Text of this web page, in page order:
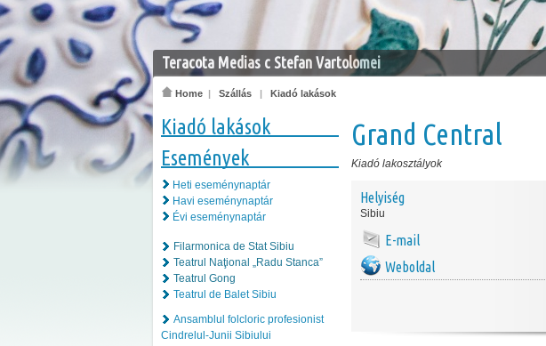
Teracota Medias c Stefan Vartolomei
Home | Szállás | Kiadó lakások
Kiadó lakások
Események
Heti eseménynaptár
Havi eseménynaptár
Évi eseménynaptár
Filarmonica de Stat Sibiu
Teatrul Naţional „Radu Stanca”
Teatrul Gong
Teatrul de Balet Sibiu
Ansamblul folcloric profesionist
Cindrelul-Junii Sibiului
Grand Central
Kiadó lakosztályok
Helyiség
Sibiu
E-mail
Weboldal